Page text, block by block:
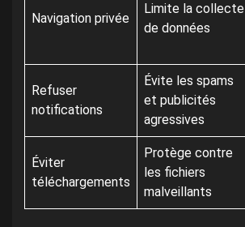
Navigation privée
Limite la collecte
de données
Refuser
notifications
Évite les spams
et publicités
agressives
Éviter
téléchargements
Protège contre
les fichiers
malveillants